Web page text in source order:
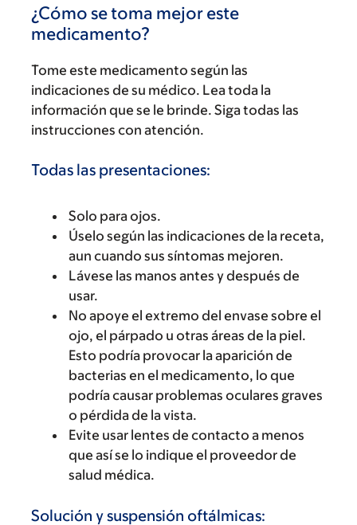
¿Cómo se toma mejor este
medicamento?
Tome este medicamento según las
indicaciones de su médico. Lea toda la
información que se le brinde. Siga todas las
instrucciones con atención.
Todas las presentaciones:
Solo para ojos.
Úselo según las indicaciones de la receta,
aun cuando sus síntomas mejoren.
Lávese las manos antes y después de
usar.
No apoye el extremo del envase sobre el
ojo, el párpado u otras áreas de la piel.
Esto podría provocar la aparición de
bacterias en el medicamento, lo que
podría causar problemas oculares graves
o pérdida de la vista.
Evite usar lentes de contacto a menos
que así se lo indique el proveedor de
salud médica.
Solución y suspensión oftálmicas: